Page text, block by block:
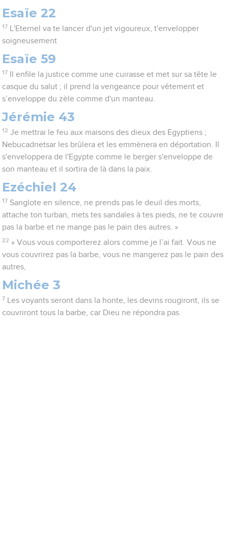
Esaïe 22
17
L'Eternel va te lancer d'un jet vigoureux, t'envelopper
soigneusement
Esaïe 59
17
Il enfile la justice comme une cuirasse et met sur sa tête le
casque du salut ; il prend la vengeance pour vêtement et
s’enveloppe du zèle comme d'un manteau.
Jérémie 43
12 Je mettrai le feu aux maisons des dieux des Egyptiens ;
Nebucadnetsar les brûlera et les emmènera en déportation. Il
s'enveloppera de l'Egypte comme le berger s'enveloppe de
son manteau et il sortira de là dans la paix.
Ezéchiel 24
17 Sanglote en silence, ne prends pas le deuil des morts,
attache ton turban, mets tes sandales à tes pieds, ne te couvre
pas la barbe et ne mange pas le pain des autres. »
22 » Vous vous comporterez alors comme je l’ai fait. Vous ne
vous couvrirez pas la barbe, vous ne mangerez pas le pain des
autres,
Michée 3
7
Les voyants seront dans la honte, les devins rougiront, ils se
couvriront tous la barbe, car Dieu ne répondra pas.